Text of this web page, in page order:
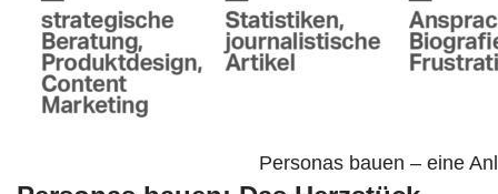
Personas bauen – eine